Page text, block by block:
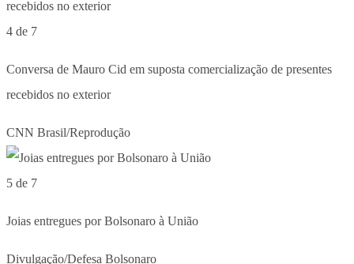
4 de 7
Conversa de Mauro Cid em suposta comercialização de presentes
recebidos no exterior
CNN Brasil/Reprodução
5 de 7
Joias entregues por Bolsonaro à União
Divulgação/Defesa Bolsonaro